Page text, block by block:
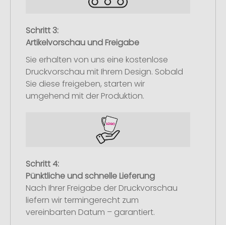
Schritt 3:
Artikelvorschau und Freigabe
Sie erhalten von uns eine kostenlose
Druckvorschau mit Ihrem Design. Sobald
Sie diese freigeben, starten wir
umgehend mit der Produktion.
Schritt 4:
Pünktliche und schnelle Lieferung
Nach Ihrer Freigabe der Druckvorschau
liefern wir termingerecht zum
vereinbarten Datum – garantiert.